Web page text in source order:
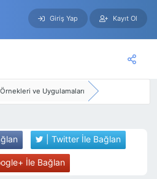
Giriş Yap Kayıt Ol
ve Uygulamaları
| Twitter İle Bağlan
İle Bağlan